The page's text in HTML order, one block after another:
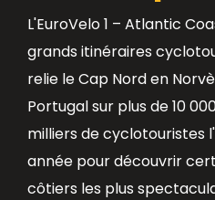
L'EuroVelo 1 – Atlantic
grands itinéraires
relie le Cap Nord en
Portugal sur plus de 10
milliers de cyclotouristes
année pour découvrir
côtiers les plus